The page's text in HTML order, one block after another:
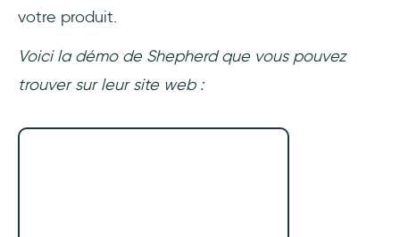
votre produit.
Voici la démo de Shepherd que vous pouvez
trouver sur leur site web :